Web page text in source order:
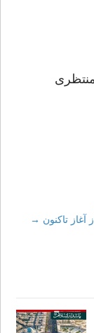
آغاز تاکنون →